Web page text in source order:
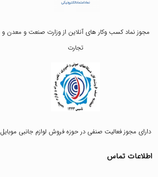
مجوز نماد کسب وکار های آنلاین از وزارت صنعت و معدن و
تجارت
دارای مجوز فعالیت صنفی در حوزه فروش لوازم جانبی موبایل
اطلاعات تماس